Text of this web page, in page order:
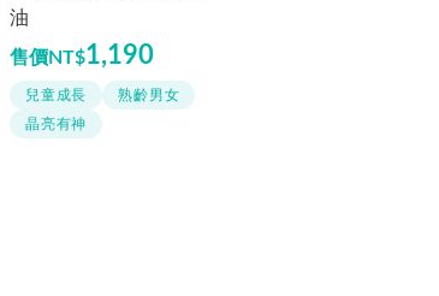
油
售價NT$1,190
兒童成長
熟齡男女
晶亮有神